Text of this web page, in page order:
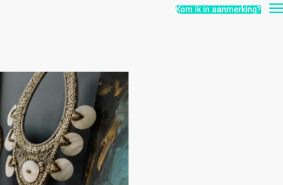
Kom ik in aanmerking?